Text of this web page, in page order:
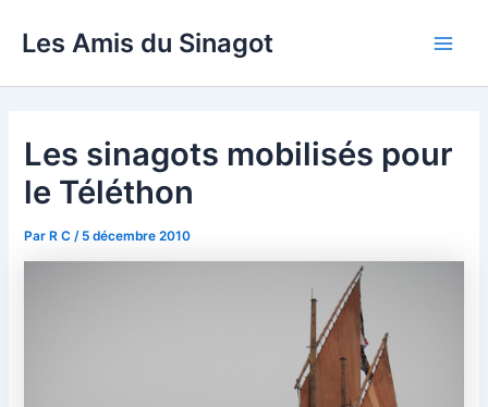
Les Amis du Sinagot
Les sinagots mobilisés pour
le Téléthon
ParR C / 5 décembre 2010